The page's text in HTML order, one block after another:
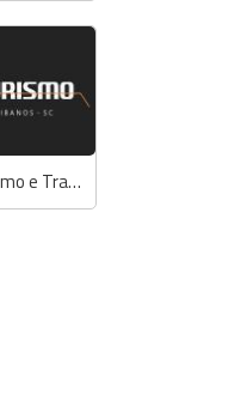
JP Turismo e Transporte